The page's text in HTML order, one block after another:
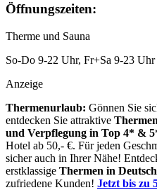
Öffnungszeiten:
Therme und Sauna
So-Do 9-22 Uhr, Fr+Sa 9-23 Uhr
Anzeige
Thermenurlaub: Gönnen Sie
entdecken Sie attraktive
und Verpflegung in Top 4* &
Hotel ab 50,- €. Für jeden
sicher auch in Ihrer Nähe!
erstklassige Thermen in
zufriedene Kunden! Jetzt bis zu